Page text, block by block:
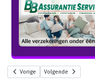
Vorige Volgende